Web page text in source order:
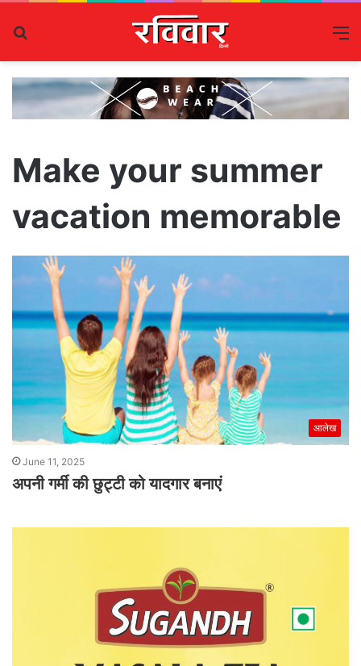
Make your summer
vacation memorable
आलेख
June 11, 2025
अपनी गर्मी की छुट्टी को यादगार बनाएं